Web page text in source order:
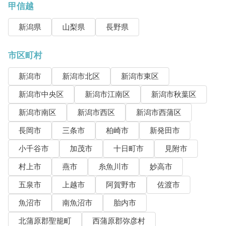
甲信越
新潟県 山梨県 長野県
市区町村
新潟市 新潟市北区
新潟市東区
新潟市中央区
新潟市江南区
新潟市秋葉区
新潟市南区
新潟市西区
新潟市西蒲区
長岡市
三条市 柏崎市
新発田市
小千谷市
加茂市 十日町市
見附市
村上市
燕市 糸魚川市
妙高市
五泉市
上越市 阿賀野市
佐渡市
魚沼市
南魚沼市
胎内市
北蒲原郡聖籠町
西蒲原郡弥彦村